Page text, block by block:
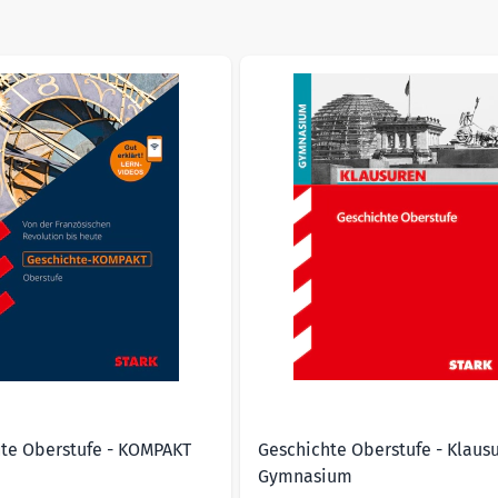
Oberstufe - KOMPAKT
Geschichte Oberstufe -
Gymnasium